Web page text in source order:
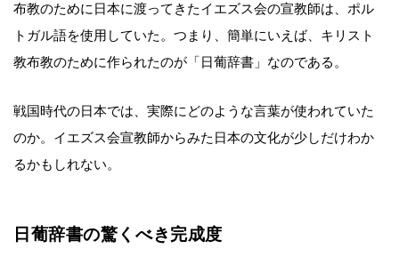
布教のために日本に渡ってきたイエズス会の宣教師は、ポル
トガル語を使用していた。つまり、簡単にいえば、キリスト
教布教のために作られたのが「日葡辞書」なのである。
戦国時代の日本では、実際にどのような言葉が使われていた
のか。イエズス会宣教師からみた日本の文化が少しだけわか
るかもしれない。
日葡辞書の驚くべき完成度